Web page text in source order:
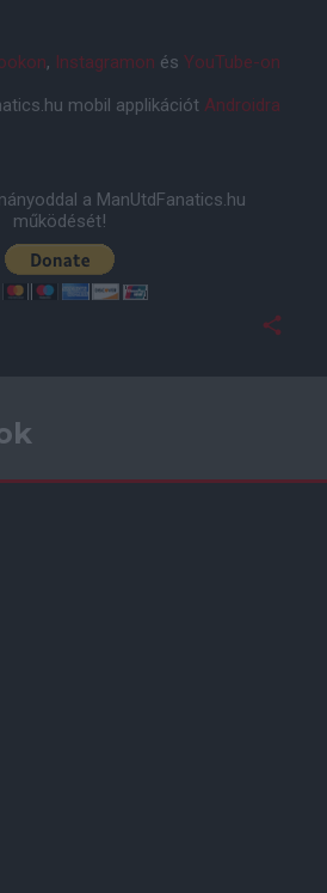
, Instagramon és YouTube-on
mobil applikációt Androidra
a ManUtdFanatics.hu
működését!